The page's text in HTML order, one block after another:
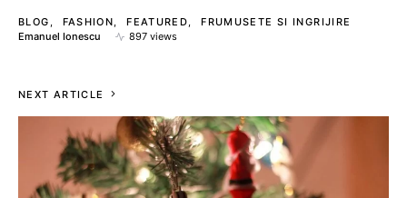
BLOG FASHION FEATURED
FRUMUSETE SI INGRIJIRE
Emanuel Ionescu
897 views
NEXT ARTICLE